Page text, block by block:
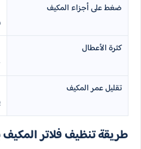
ضغط على أجزاء المكيف
كثرة الأعطال
تقليل عمر المكيف
طريقة تنظيف فلاتر المكيف